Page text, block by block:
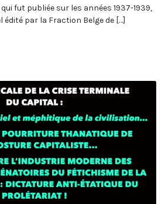
fut publiée sur les années 1937-1939,
par la Fraction Belge de […]